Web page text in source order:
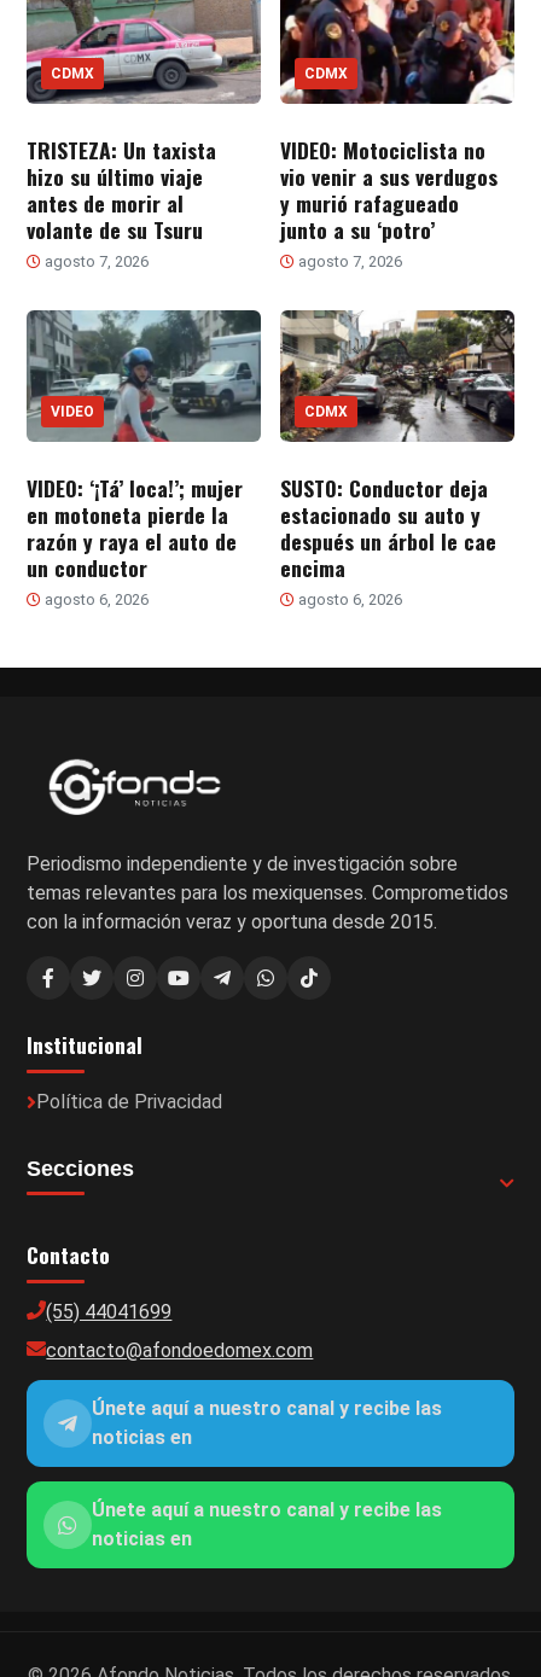
CDMX
TRISTEZA: Un taxista
hizo su último viaje
antes de morir al
volante de su Tsuru
agosto 7, 2026
CDMX
VIDEO: Motociclista no
vio venir a sus verdugos
y murió rafagueado
junto a su ‘potro’
agosto 7, 2026
VIDEO
VIDEO: ‘¡Tá’ loca!’; mujer
en motoneta pierde la
razón y raya el auto de
un conductor
agosto 6, 2026
CDMX
SUSTO: Conductor deja
estacionado su auto y
después un árbol le cae
encima
agosto 6, 2026
Periodismo independiente y de investigación sobre
temas relevantes para los mexiquenses. Comprometidos
con la información veraz y oportuna desde 2015.
Institucional
Política de Privacidad
Secciones
Contacto
(55) 44041699
contacto@afondoedomex.com
Únete aquí a nuestro canal y recibe las
noticias en
Únete aquí a nuestro canal y recibe las
noticias en